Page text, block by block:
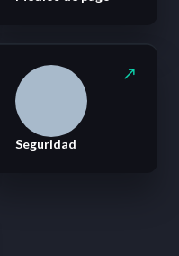
Seguridad